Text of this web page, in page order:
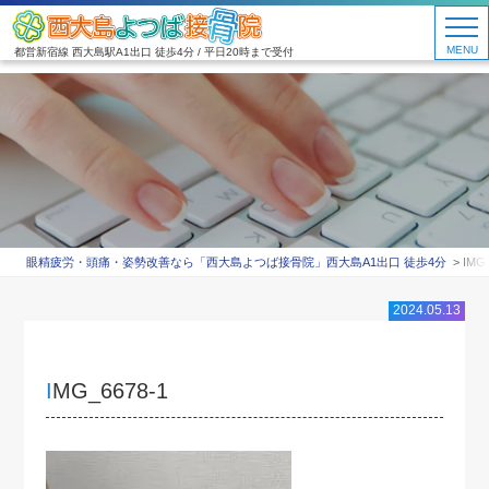
都営新宿線 西大島駅A1出口 徒歩4分 / 平日20時まで受付 MENU
眼精疲労・頭痛・姿勢改善なら「西大島よつば接骨院」西大島A1出口 徒歩4分
2024.05.13
IMG_6678-1